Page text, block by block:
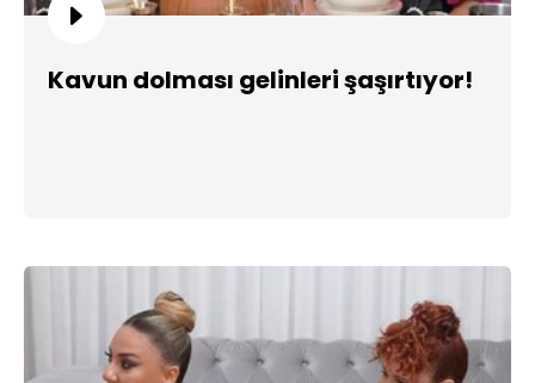
Kavun dolması gelinleri şaşırtıyor!